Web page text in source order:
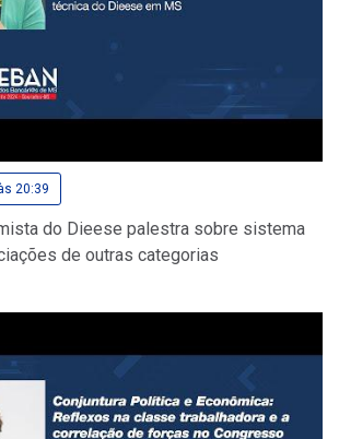
20:39
do Dieese palestra sobre sistema
de outras categorias